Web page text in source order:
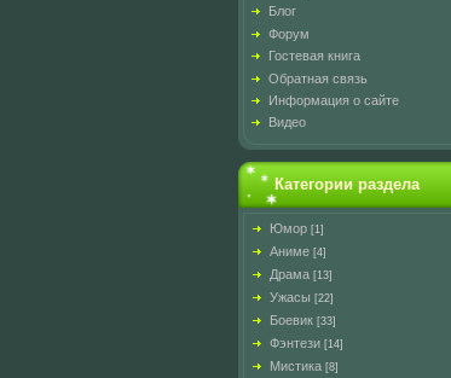
Блог
Форум
Гостевая книга
Обратная связь
Информация о сайте
Видео
Категории раздела
Юмор [1]
Аниме [4]
Драма [13]
Ужасы [22]
Боевик [33]
Фэнтези [14]
Мистика [8]